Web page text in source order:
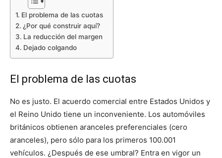
El problema de las cuotas
¿Por qué construir aquí?
La reducción del margen
Dejado colgando
El problema de las cuotas
No es justo. El acuerdo comercial entre Estados Unidos y
el Reino Unido tiene un inconveniente. Los automóviles
británicos obtienen aranceles preferenciales (cero
aranceles), pero sólo para los primeros 100.001
vehículos. ¿Después de ese umbral? Entra en vigor un